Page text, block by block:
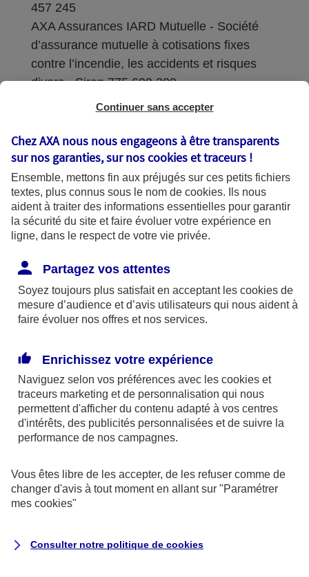
457 245
AXA Assurances IARD Mutuelle - Société
d’assurance mutuelle à cotisations fixes
contre l’incendie, les accidents et risques
divers - Siren 775 699 309
Sièges sociaux : 313 Terrasses de l’Arche –
Coordonnées de l'Autorité de contrôle
prudentiel et de résolution (ACPR) : - 4
Place de Budapest - CS 92459 - 75436
Paris Cedex 09. Le détail des procédures de
recours et de réclamation et les
disponibles sur le site axa.fr.
AXA France IARD et AXA France Vie sont
mandataires exclusifs en opérations de
246 et n°13 005 764 (consultable
surwww.orias.fr)
AXA Assistance France Assurances,
S.A au capital de 51 429 430,40 €,
Siège social :
8-10, rue Paul Vaillant Couturier
Continuer sans accepter
Chez AXA nous nous engageons à être transparents
sur nos garanties, sur noscookies et traceurs !
Ensemble, mettons fin aux préjugés sur ces petits fichiers
textes, plus connus sous le nom de cookies. Ils nous
aident à traiter des informations essentielles pour garantir
la sécurité du site et faire évoluer votre expérience en
ligne, dans le respect de votre vie privée.
Partagez vos attentes
Soyez toujours plus satisfait en acceptant les cookies de
mesure d’audience et d’avis utilisateurs qui nous aident à
faire évoluer nos offres et nos services.
Enrichissez votre expérience
Naviguez selon vos préférences avec les cookies et
traceurs marketing et de personnalisation qui nous
permettent d'afficher du contenu adapté à vos centres
d'intérêts, des publicités personnalisées et de suivre la
performance de nos campagnes.
Vous êtes libre de les accepter, de les refuser comme de
changer d'avis à tout moment en allant sur "Paramétrer
mes cookies"
Consulter notre politique de cookies